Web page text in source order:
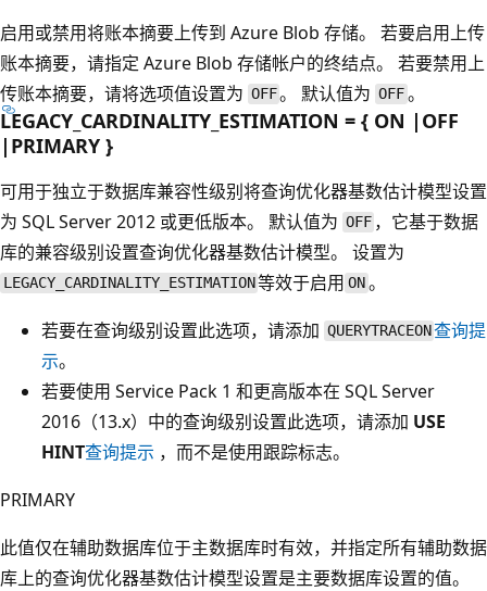
启用或禁用将账本摘要上传到 Azure Blob 存储。 若要启用上传
账本摘要，请指定 Azure Blob 存储帐户的终结点。 若要禁用上
传账本摘要，请将选项值设置为 OFF。 默认值为OFF。
LEGACY_CARDINALITY_ESTIMATION = { ON |OFF
|PRIMARY }
可用于独立于数据库兼容性级别将查询优化器基数估计模型设置
为 SQL Server 2012 或更低版本。 默认值为 OFF ，它基于数据
库的兼容级别设置查询优化器基数估计模型。 设置为
LEGACY_CARDINALITY_ESTIMATION等效于启用ON。
若要在查询级别设置此选项，请添加 QUERYTRACEON查询提
示。
若要使用 Service Pack 1 和更高版本在 SQL Server
2016（13.x）中的查询级别设置此选项，请添加 USE
HINT查询提示 ，而不是使用跟踪标志。
PRIMARY
此值仅在辅助数据库位于主数据库时有效，并指定所有辅助数据
库上的查询优化器基数估计模型设置是主要数据库设置的值。